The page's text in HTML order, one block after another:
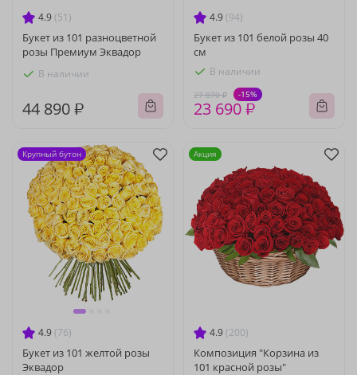
4.9 (51)
Букет из 101 разноцветной
розы Премиум Эквадор
В наличии
44 890 ₽
4.9 (94)
Букет из 101 белой розы 40
см
В наличии
27 870 ₽ -15%
23 690 ₽
4.9 (76)
Букет из 101 желтой розы
Эквадор
Крупный бутон
4.9 (200)
Композиция "Корзина из
101 красной розы"
Акция